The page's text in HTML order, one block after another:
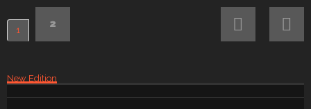
1
2
New Edition